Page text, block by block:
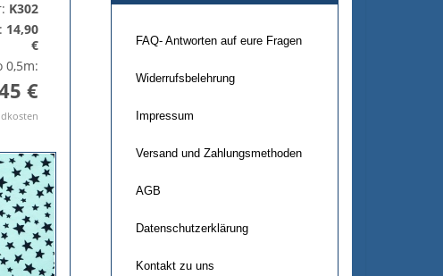
K302
14,90
€
0,5m:
€
FAQ- Antworten auf eure Fragen
Widerrufsbelehrung
Impressum
Versand und Zahlungsmethoden
AGB
Datenschutzerklärung
Kontakt zu uns